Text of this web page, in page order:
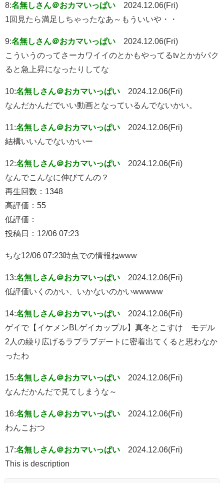
8:名無しさん＠おカマいっぱい
2024.12.06(Fri)
1回見たら満足しちゃったなあ～もういいや・・
9:名無しさん＠おカマいっぱい
2024.12.06(Fri)
こういうのってさーカワイイのとかもやってるtvとかがパク
ると急上昇になったりしてな
10:名無しさん＠おカマいっぱい
2024.12.06(Fri)
なんだかんだでいい動画となっているんでないかい。
11:名無しさん＠おカマいっぱい
2024.12.06(Fri)
結構いいんでないかいー
12:名無しさん＠おカマいっぱい
2024.12.06(Fri)
なんでこんなに伸びてんの？
再生回数：1348
高評価：55
低評価：
投稿日：12/06 07:23
ちな12/06 07:23時点での情報ねwww
13:名無しさん＠おカマいっぱい
2024.12.06(Fri)
低評価いくのかい、いかないのかいwwwww
14:名無しさん＠おカマいっぱい
2024.12.06(Fri)
ゲイで【イケメンBLゲイカップル】真冬とこすけ モデル
2人の繰り広げるラブラブデートに密着出てくると思わなか
ったわ
15:名無しさん＠おカマいっぱい
2024.12.06(Fri)
なんだかんだで見てしまうな～
16:名無しさん＠おカマいっぱい
2024.12.06(Fri)
わんこおつ
17:名無しさん＠おカマいっぱい
2024.12.06(Fri)
This is description